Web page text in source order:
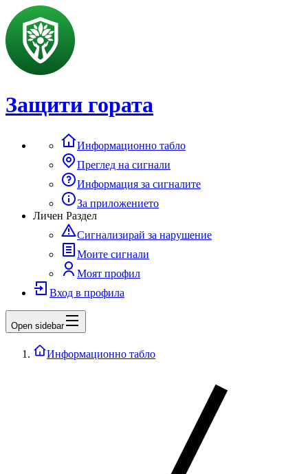
Защити гората
Информационно табло
Преглед на сигнали
Информация за сигналите
За приложението
Личен Раздел
Сигнализирай за нарушение
Моите сигнали
Моят профил
Вход в профила
Open sidebar
Информационно табло